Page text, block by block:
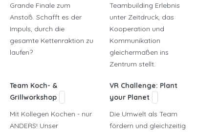
Grande Finale zum
Anstoß. Schafft es der
Impuls, durch die
gesamte Kettenraktion zu
laufen?
Teambuilding Erlebnis
unter Zeitdruck, das
Kooperation und
Kommunikation
gleichermaßen ins
Zentrum stellt.
Team Koch- &
Grillworkshop
Mit Kollegen Kochen - nur
ANDERS! Unser
VR Challenge: Plant
your Planet
Die Umwelt als Team
fördern und gleichzeitig